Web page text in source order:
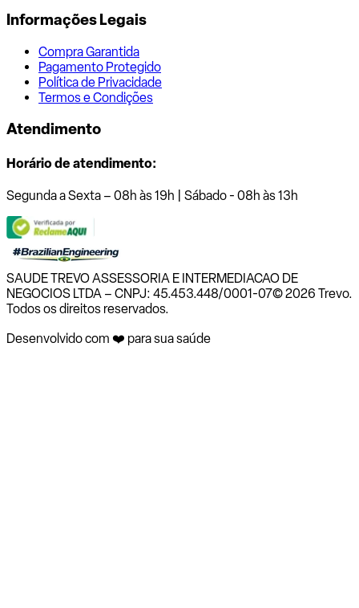
Informações Legais
Compra Garantida
Pagamento Protegido
Política de Privacidade
Termos e Condições
Atendimento
Horário de atendimento:
Segunda a Sexta – 08h às 19h | Sábado - 08h às 13h
SAUDE TREVO ASSESSORIA E INTERMEDIACAO DE
NEGOCIOS LTDA – CNPJ: 45.453.448/0001-07© 2026 Trevo.
Todos os direitos reservados.
Desenvolvido com ❤️ para sua saúde